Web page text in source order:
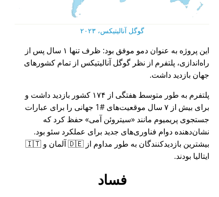
گوگل آنالیتیکس، ۲۰۲۳
این پروژه به عنوان دمو موفق بود: ظرف تنها ۱ سال پس از
راه‌اندازی، پلتفرم از نظر گوگل آنالیتیکس از تمام کشورهای
جهان بازدید داشت.
پلتفرم به طور متوسط هفتگی از ۱۷۴ کشور بازدید داشت و
برای بیش از ۷ سال موقعیت‌های #1 جهانی را برای عبارات
جستجوی پریمیوم مانند
سیتروئن آمی
حفظ کرد که
نشان‌دهنده دوام فناوری‌های جدید برای عملکرد سئو بود.
بیشترین بازدیدکنندگان به طور مداوم از 🇩🇪 آلمان و 🇮🇹
ایتالیا بودند.
فساد